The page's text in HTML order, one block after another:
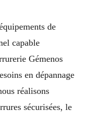
de
capable
Gémenos
en dépannage
réalisons
sécurisées, le